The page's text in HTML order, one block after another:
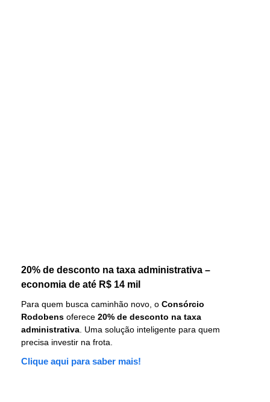
20% de desconto na taxa administrativa –
economia de até R$ 14 mil
Para quem busca caminhão novo, o Consórcio
Rodobens oferece 20% de desconto na taxa
administrativa . Uma solução inteligente para quem
precisa investir na frota.
Clique aqui para saber mais!